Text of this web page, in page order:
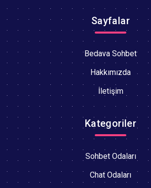
Sayfalar
Bedava Sohbet
Hakkımızda
İletişim
Kategoriler
Sohbet Odaları
Chat Odaları